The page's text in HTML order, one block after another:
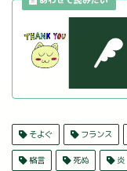
そよぐ フランス
格言 死ぬ 炎